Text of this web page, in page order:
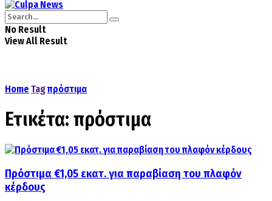
No Result
View All Result
Home Tagπρόστιμα
Ετικέτα: πρόστιμα
Πρόστιμα €1,05 εκατ. για παραβίαση του πλαφόν
κέρδους